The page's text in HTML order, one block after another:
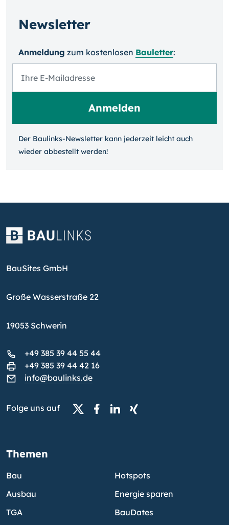
Newsletter
Anmeldung zum kosten­losen Bauletter:
Der Baulinks-Newsletter kann jeder­zeit leicht auch
wieder ab­bestellt werden!
BauSites GmbH
Große Wasserstraße 22
19053 Schwerin
+49 385 39 44 55 44
+49 385 39 44 42 16
info@baulinks.de
Folge uns auf
Themen
Bau
Ausbau
TGA
Hotspots
Energie sparen
BauDates